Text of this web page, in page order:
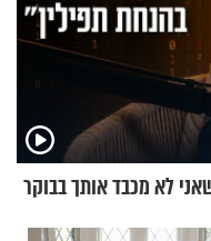
לא מכבד אותך בבוקר